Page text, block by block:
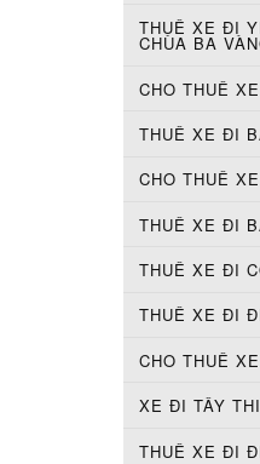
THUÊ XE ĐI
CHÙA BA
CHO THUÊ
THUÊ XE ĐI
CHO THUÊ
THUÊ XE ĐI
THUÊ XE ĐI
THUÊ XE ĐI
CHO THUÊ
XE ĐI TÂY
THUÊ XE ĐI